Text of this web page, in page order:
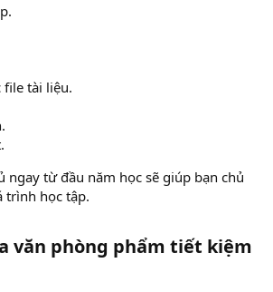
file tài liệu.
ngay từ đầu năm học sẽ giúp bạn chủ
trình học tập.
văn phòng phẩm tiết kiệm​